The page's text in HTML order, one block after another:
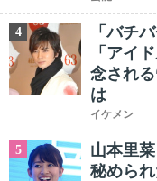
4
「バチ
「アイ
念され
は
イケメン
5
山本里
秘めら